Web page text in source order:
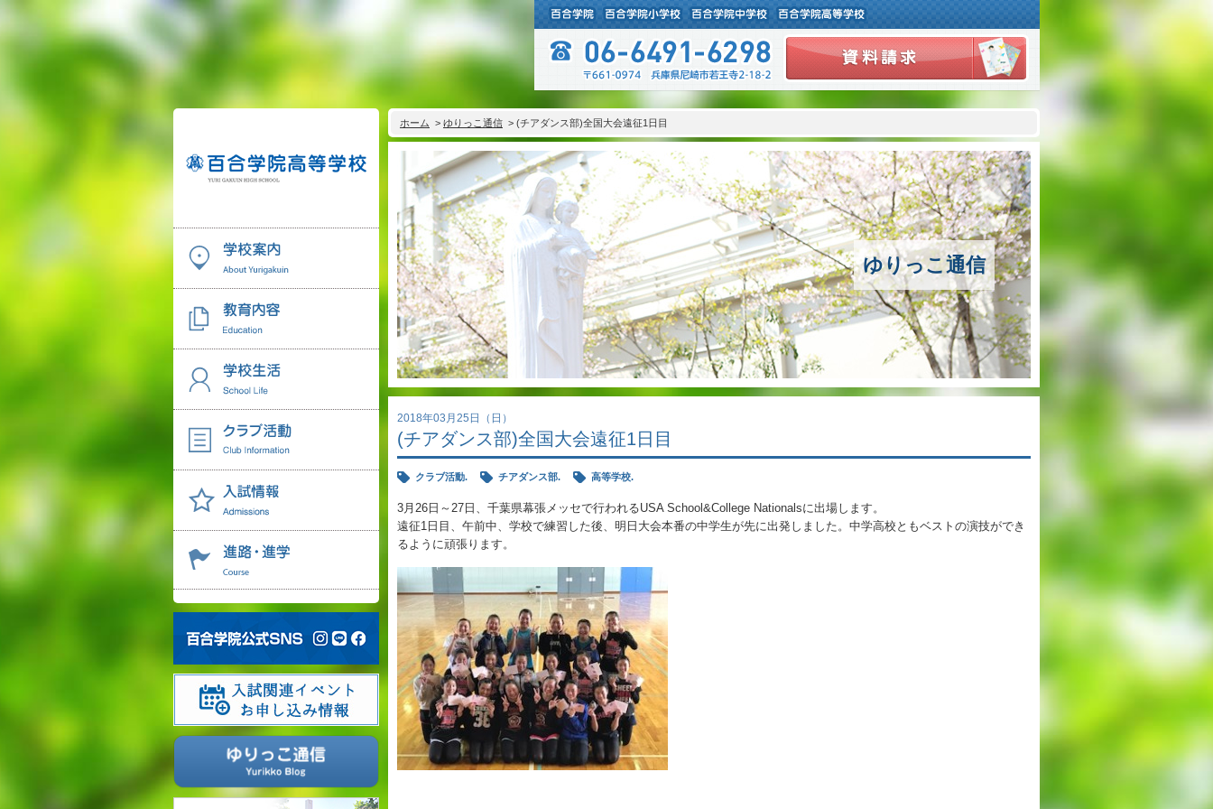
ホーム > ゆりっこ通信 > (チアダンス部)全国大会遠征1日目
ゆりっこ通信
2018年03月25日（日）
(チアダンス部)全国大会遠征1日目
クラブ活動. チアダンス部. 高等学校.
3月26日～27日、千葉県幕張メッセで行われるUSA School&College Nationalsに出場します。
遠征1日目、午前中、学校で練習した後、明日大会本番の中学生が先に出発しました。中学高校ともベストの演技ができ
るように頑張ります。
ご挨拶
アクセスマップ
沿革
百合学院の３つの教育
アカデミックリサーチコース
キャリアリサーチコース
充実のフォローアップ体制
両コース共通の取り組み
施設紹介
ゆりっこおすすめの
2027年度 入試について